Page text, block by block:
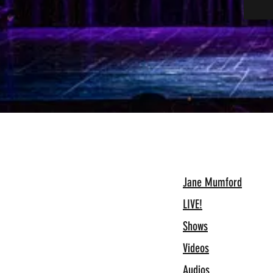
Jane Mumford
LIVE!
Shows
Videos